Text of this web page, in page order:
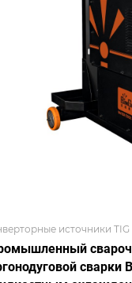
источники TIG
сварки